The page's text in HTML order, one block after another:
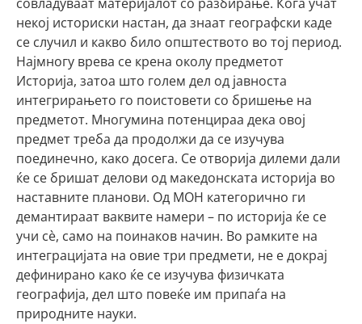
некој историски настан, да знаат географски каде
се случил и какво било општеството во тој период.
Најмногу врева се крена околу предметот
Историја, затоа што голем дел од јавноста
интегрирањето го поистовети со бришење на
предметот. Многумина потенцираа дека овој
предмет треба да продолжи да се изучува
поединечно, како досега. Се отворија дилеми дали
ќе се бришат делови од македонската историја во
наставните планови. Од МОН категорично ги
демантираат ваквите намери – по историја ќе се
учи сѐ, само на поинаков начин. Во рамките на
интеграцијата на овие три предмети, не е докрај
дефинирано како ќе се изучува физичката
географија, дел што повеќе им припаѓа на
природните науки.